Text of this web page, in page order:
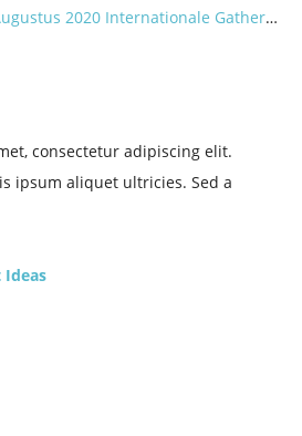
2020 Internationale Gathering: A Better World? Let’s do it Together!
consectetur adipiscing elit.
ipsum aliquet ultricies. Sed a
Ideas